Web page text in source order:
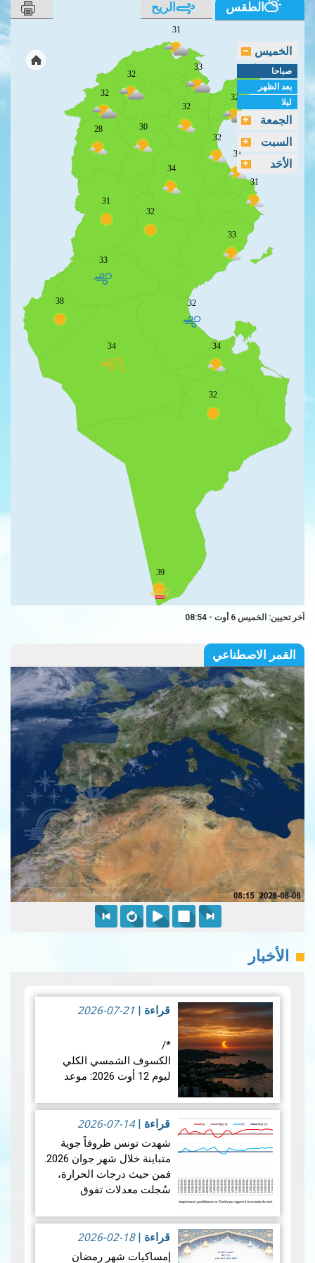
الطقس الريح
33
31
32
32
32
30
32
28
34
32
31
31
31
32
33
32
33
38
34 34
32
39
الخميس
صباحا
بعد الظهر
ليلا
الجمعة
السبت
الأحَد
آخر تحيين: الخميس 6 أوت - 08:54
القمر الاصطناعي
الأخبار
قراءة 2026-07-21
*/
الكسوف الشمسي الكلي
ليوم 12 أوت 2026: موعد
ستشهد الأرض واحدة من أروع
الظواهر الفلكية: كسوفا كلي
للشمس. يُعتبر هذا الكسوف
الأول من نوعه ال…
قراءة
قراءة |
2026-07-14
شهدت تونس ظروفاً جوية
متباينة خلال شهر جوان 2026.
فمن حيث درجات الحرارة،
سُجلت معدلات تفوق
أنحاء البلاد، بمعدل بلغ +1.9
درجة مئوية. ويضع هذالمعدل
شهرجوان… قراءة المزيد
قراءة |
2026-02-18
إمساكيات شهر رمضان